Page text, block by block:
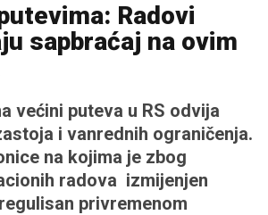
Radovi
sapbraćaj na ovim
većini puteva u RS odvija
i vanrednih ograničenja.
na kojima je zbog
radova izmijenjen
privremenom